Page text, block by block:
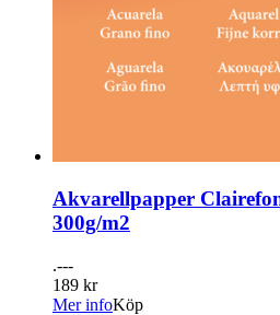
Akvarellpapper
300g/m2
.---
189 kr
Mer infoKöp